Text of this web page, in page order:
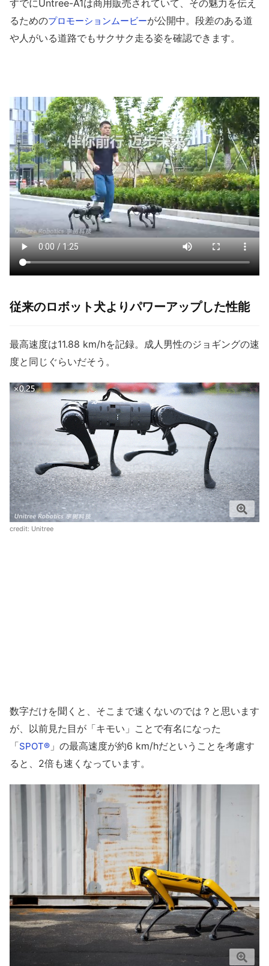
すでにUntree-A1は商用販売されていて、その魅力を伝え
るためのプロモーションムービーが公開中。段差のある道
や人がいる道路でもサクサク走る姿を確認できます。
従来のロボット犬よりパワーアップした性能
最高速度は11.88 km/hを記録。成人男性のジョギングの速
度と同じぐらいだそう。
credit: Unitree
数字だけを聞くと、そこまで速くないのでは？と思います
が、以前見た目が「キモい」ことで有名になった
「SPOT® 」の最高速度が約6 km/hだということを考慮す
ると、2倍も速くなっています。